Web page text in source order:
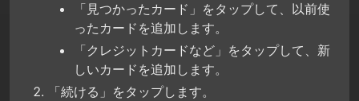
「見つかったカード」をタップして、以前使
ったカードを追加します。
「クレジットカードなど」をタップして、新
しいカードを追加します。
「続ける」をタップします。